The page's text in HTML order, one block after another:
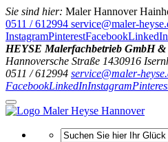
Sie sind hier: Maler Hannover
0511 / 612994 service@maler-
InstagramPinterestFacebookLinkedIn
HEYSE Malerfachbetrieb GmbH
Hannoversche Straße 1430916
0511 / 612994 service@maler-
FacebookLinkedInInstagram